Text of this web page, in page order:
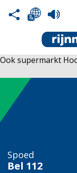
Ook supermarkt
Spoed
Bel 112